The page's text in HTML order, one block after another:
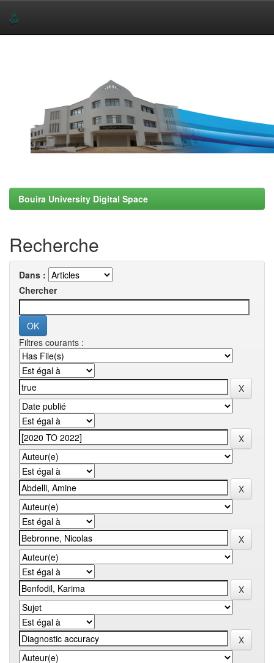
Bouira University Digital Space
Recherche
Dans :
Chercher
Filtres courants :